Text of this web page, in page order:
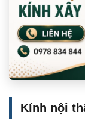
Kính nội